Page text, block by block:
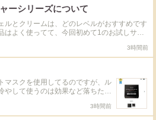
ーシリーズについて
ルとクリームは、どのレベルがおすすめです
はよく使ってて、今回初めて1のお試しサイ
うっすらだったので、次に2を買うか3を買う
3時間前
マスクを使用してるのですが、ル
やして使うのは効果など落ちたり
を冷蔵庫保管して使用してる人
3時間前